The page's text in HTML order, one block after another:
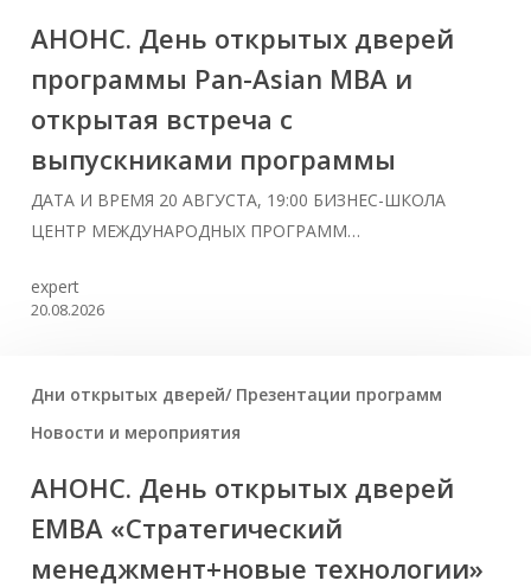
АНОНС. День открытых дверей
программы Pan-Asian MBA и
открытая встреча с
выпускниками программы
ДАТА И ВРЕМЯ 20 АВГУСТА, 19:00 БИЗНЕС-ШКОЛА
ЦЕНТР МЕЖДУНАРОДНЫХ ПРОГРАММ…
expert
20.08.2026
Дни открытых дверей/ Презентации программ
Новости и мероприятия
АНОНС. День открытых дверей
ЕМВА «Стратегический
менеджмент+новые технологии»